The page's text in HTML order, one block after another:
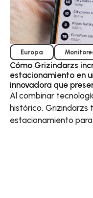
Europa
Cómo Grizindarzs
estacionamiento en
innovadora que
Al combinar
histórico, Grizindarzs
estacionamiento